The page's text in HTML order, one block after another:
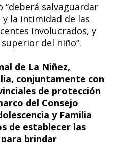
salvaguardar
la intimidad de las
involucrados, y
del niño”.
de La Niñez,
conjuntamente con
de protección
del Consejo
y Familia
de establecer las
brindar